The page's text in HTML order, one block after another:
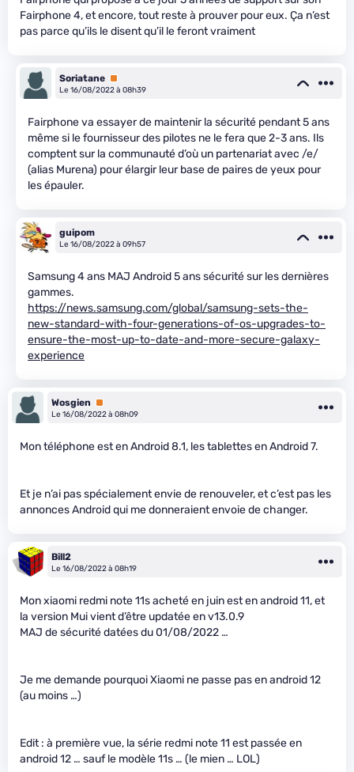
Fairphone 4, et encore, tout reste à prouver pour eux. Ça n’est
pas parce qu’ils le disent qu’il le feront vraiment
Soriatane Premium
Le 16/08/2022 à 08h39
Fairphone va essayer de maintenir la sécurité pendant 5 ans
même si le fournisseur des pilotes ne le fera que 2-3 ans. Ils
comptent sur la communauté d’où un partenariat avec /e/
(alias Murena) pour élargir leur base de paires de yeux pour
les épauler.
guipom
Le 16/08/2022 à 09h57
Samsung 4 ans MAJ Android 5 ans sécurité sur les dernières
gammes.
https://news.samsung.com/global/samsung-sets-the-
new-standard-with-four-generations-of-os-upgrades-to-
ensure-the-most-up-to-date-and-more-secure-galaxy-
experience
Wosgien
Premium
Le 16/08/2022 à 08h09
Mon téléphone est en Android 8.1, les tablettes en Android 7.
Et je n’ai pas spécialement envie de renouveler, et c’est pas les
annonces Android qui me donneraient envoie de changer.
Bill2
Le 16/08/2022 à 08h19
Mon xiaomi redmi note 11s acheté en juin est en android 11, et
la version Mui vient d’être updatée en v13.0.9
MAJ de sécurité datées du 01/08/2022 …
Je me demande pourquoi Xiaomi ne passe pas en android 12
(au moins …)
Edit : à première vue, la série redmi note 11 est passée en
android 12 … sauf le modèle 11s … (le mien … LOL)